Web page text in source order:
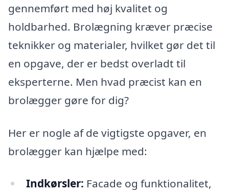
gennemført med høj kvalitet og
holdbarhed. Brolægning kræver præcise
teknikker og materialer, hvilket gør det til
en opgave, der er bedst overladt til
eksperterne. Men hvad præcist kan en
brolægger gøre for dig?
Her er nogle af de vigtigste opgaver, en
brolægger kan hjælpe med:
Indkørsler: Facade og funktionalitet,